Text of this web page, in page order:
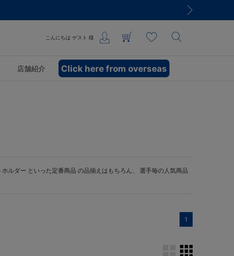
こんにちは ゲスト 様
店舗紹介 Click here from overseas
ホルダー といった定番商品 の品揃えはもちろん、 選手毎の人気商品
1